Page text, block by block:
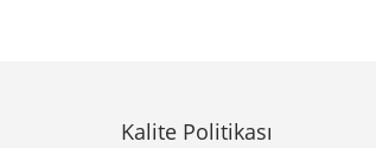
Kalite Politikası